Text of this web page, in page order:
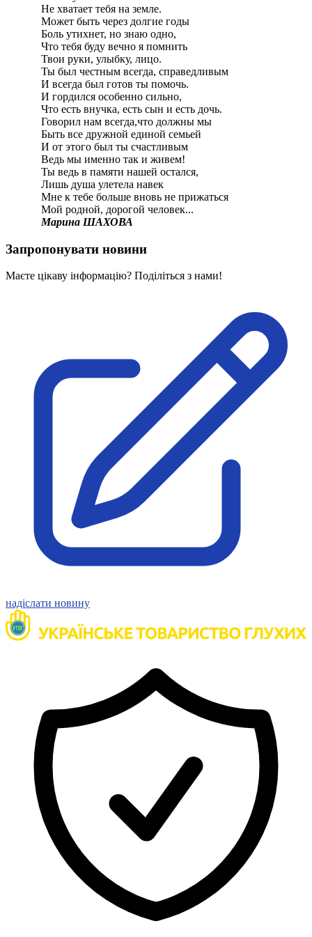
Не хватает тебя на земле.
Может быть через долгие годы
Боль утихнет, но знаю одно,
Что тебя буду вечно я помнить
Твои руки, улыбку, лицо.
Ты был честным всегда, справедливым
И всегда был готов ты помочь.
И гордился особенно сильно,
Что есть внучка, есть сын и есть дочь.
Говорил нам всегда,что должны мы
Быть все дружной единой семьей
И от этого был ты счастливым
Ведь мы именно так и живем!
Ты ведь в памяти нашей остался,
Лишь душа улетела навек
Мне к тебе больше вновь не прижаться
Мой родной, дорогой человек...
Марина ШАХОВА
Запропонувати новини
Маєте цікаву інформацію? Поділіться з нами!
надіслати новину